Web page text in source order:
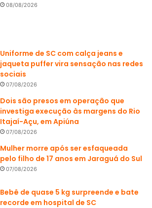
08/08/2026
Uniforme de SC com calça jeans e
jaqueta puffer vira sensação nas redes
sociais
07/08/2026
Dois são presos em operação que
investiga execução às margens do Rio
Itajaí-Açu, em Apiúna
07/08/2026
Mulher morre após ser esfaqueada
pelo filho de 17 anos em Jaraguá do Sul
07/08/2026
Bebê de quase 5 kg surpreende e bate
recorde em hospital de SC